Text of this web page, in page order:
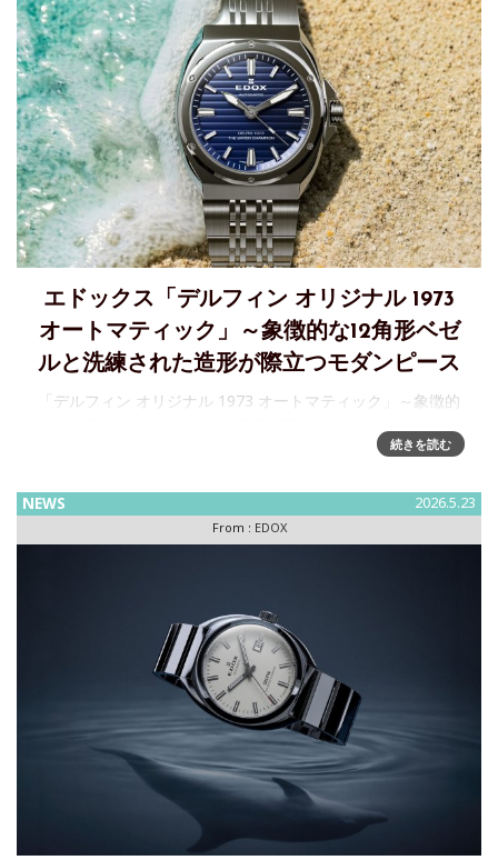
エドックス「デルフィン オリジナル 1973
オートマティック」～象徴的な12角形ベゼ
ルと洗練された造形が際立つモダンピース
「デルフィン オリジナル 1973 オートマティック」～象徴的
年のデルフィンに初採用された12角形ベゼルを起点に、1970
続きを読む
NEWS 2026.5.23
From : EDOX